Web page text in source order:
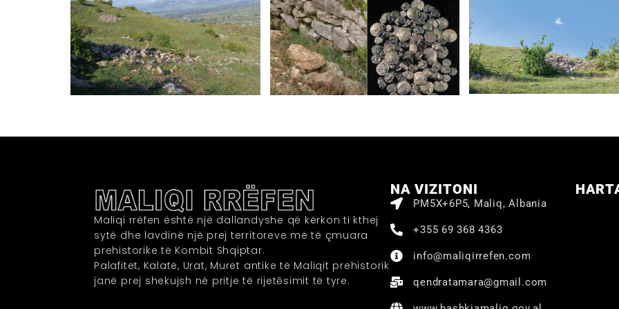
Maliqi rrëfen është një dallandyshe që kërkon ti kthej
sytë dhe lavdinë një prej territoreve më të çmuara
prehistorike të Kombit Shqiptar.
Palafitet, Kalatë, Urat, Muret antike të Maliqit prehistorik
janë prej shekujsh në pritje të rijetēsimit të tyre.
NA VIZITONI
PM5X+6P5, Maliq, Albania
+355 69 368 4363
info@maliqirrefen.com
qendratamara@gmail.com